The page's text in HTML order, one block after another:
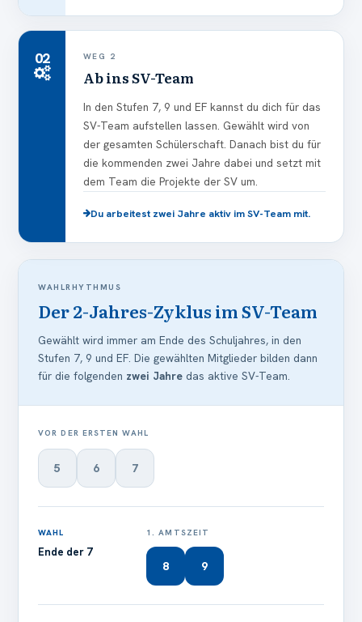
02 WEG 2
Ab ins SV-Team
In den Stufen 7, 9 und EF kannst du dich für das
SV-Team aufstellen lassen. Gewählt wird von
der gesamten Schülerschaft. Danach bist du für
die kommenden zwei Jahre dabei und setzt mit
dem Team die Projekte der SV um.
Du arbeitest zwei Jahre aktiv im SV-Team mit.
WAHLRHYTHMUS
Der 2-Jahres-Zyklus im SV-Team
Gewählt wird immer am Ende des Schuljahres, in den
Stufen 7, 9 und EF. Die gewählten Mitglieder bilden dann
für die folgenden zwei Jahre das aktive SV-Team.
VOR DER ERSTEN WAHL
5 6 7
WAHL
Ende der 7
1. AMTSZEIT
8 9